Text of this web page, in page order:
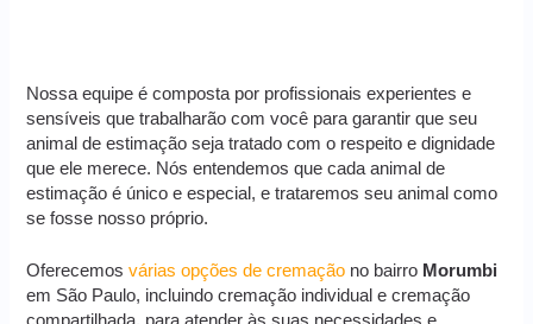
Nossa equipe é composta por profissionais experientes e
sensíveis que trabalharão com você para garantir que seu
animal de estimação seja tratado com o respeito e dignidade
que ele merece. Nós entendemos que cada animal de
estimação é único e especial, e trataremos seu animal como
se fosse nosso próprio.
Oferecemosvárias opções de cremação no bairro Morumbi
em São Paulo, incluindo cremação individual e cremação